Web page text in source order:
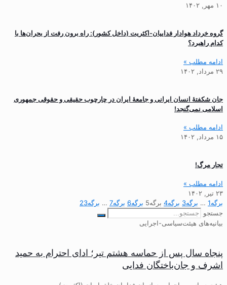
۱۰ مهر, ۱۴۰۲
گروه خرداد هوادار فداییان-‌اکثریت (داخل کشور): راه برون رفت از بحران‌ها با
کدام راهبرد؟
ادامه مطلب »
۲۹ مرداد, ۱۴۰۲
جان شکفتهٔ انسان ایرانی و جامعهٔ ایران در چارچوب حقیقی و حقوقی جمهوری
اسلامی نمی‌گنجد!
ادامه مطلب »
۱۵ مرداد, ۱۴۰۲
تجار مرگ!
ادامه مطلب »
۲۳ تیر, ۱۴۰۲
برگه1
… برگه3 برگه4 برگه5 برگه6 برگه7
… برگه23
جستجو
بیانیه‌های هیئت‌سیاسی-اجرایی
پنجاه سال پس از حماسه هشتم تیر؛ ادای احترام به حمید
اشرف و جان‌باختگان فدایی